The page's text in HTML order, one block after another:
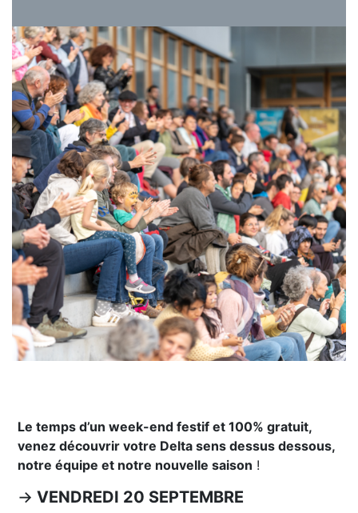
Le temps d’un week-end festif et 100% gratuit,
venez découvrir votre Delta sens dessus dessous,
notre équipe et notre nouvelle saison !
→VENDREDI 20 SEPTEMBRE